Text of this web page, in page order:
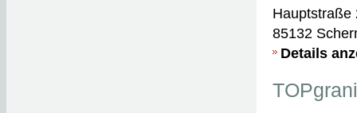
Hauptstraße
85132
Details